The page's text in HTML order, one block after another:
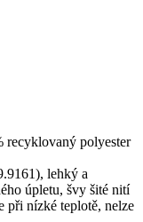
recyklovaný polyester
lehký a
úpletu, švy šité nití
při nízké teplotě, nelze